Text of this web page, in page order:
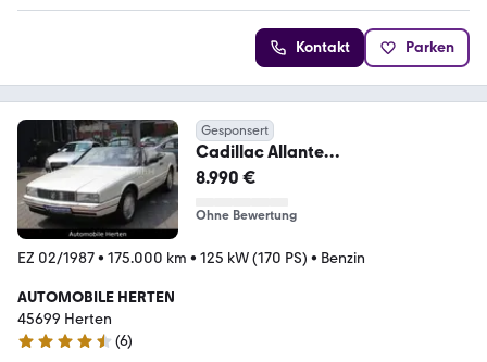
Kontakt Parken
Gesponsert
Cadillac Allante
Cabrio*V8*HARDTOP*AUTOMATI
8.990 €
Ohne Bewertung
EZ 02/1987• 175.000 km • 125 kW (170 PS) • Benzin
AUTOMOBILE HERTEN
45699 Herten
4.6 Sterne
(6)